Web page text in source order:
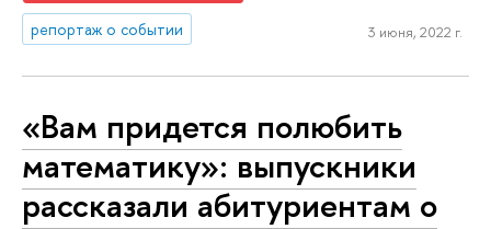
репортаж о событии
3 июня, 2022 г.
«Вам придется полюбить
математику»: выпускники
рассказали абитуриентам о